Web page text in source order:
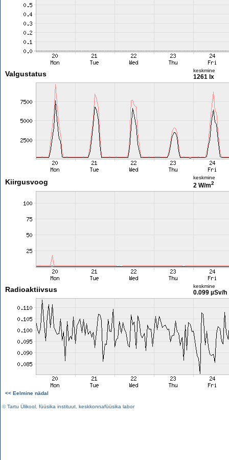
Valgustatus keskmine
1261 lx
Kiirgusvoog
keskmine
2 W/m2
Radioaktiivsus keskmine
0.099 µSv/h
<< Eelmine nädal
©Tartu Ülikool füüsika instituut keskkonnafüüsika labor